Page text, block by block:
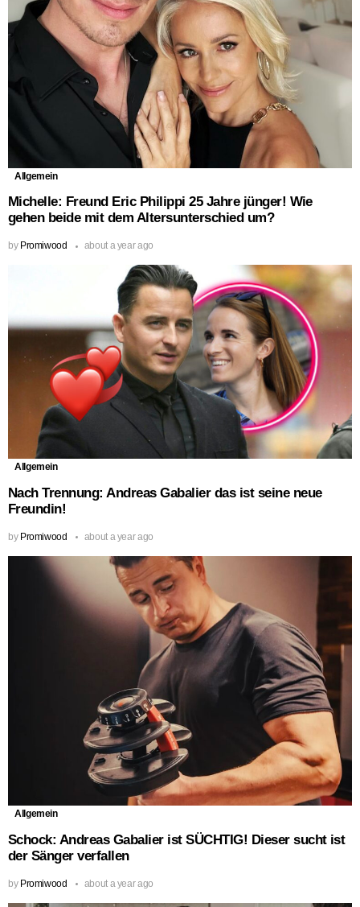
Allgemein
Michelle: Freund Eric Philippi 25 Jahre jünger! Wie
gehen beide mit dem Altersunterschied um?
by Promiwood about a year ago
Allgemein
Nach Trennung: Andreas Gabalier das ist seine neue
Freundin!
by Promiwood about a year ago
Allgemein
Schock: Andreas Gabalier ist SÜCHTIG! Dieser sucht ist
der Sänger verfallen
by Promiwood about a year ago